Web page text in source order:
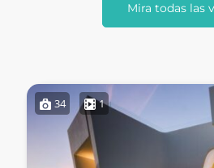
Mira todas las
34 1